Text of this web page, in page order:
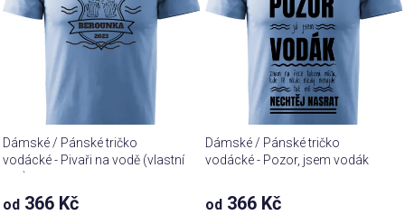
Dámské / Pánské tričko
vodácké - Pivaři na vodě (vlastní
text)
od 366 Kč
Dámské / Pánské tričko
vodácké - Pozor, jsem vodák
od 366 Kč